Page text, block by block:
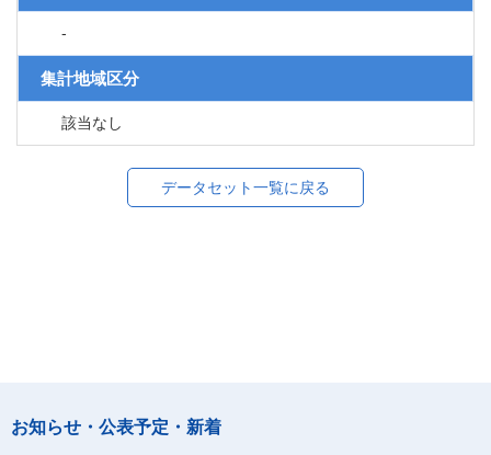
-
集計地域区分
該当なし
データセット一覧に戻る
お知らせ・公表予定・新着